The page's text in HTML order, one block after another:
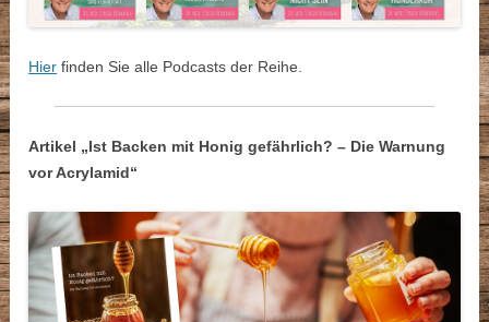
Hier finden Sie alle Podcasts der Reihe.
Artikel „Ist Backen mit Honig gefährlich? – Die Warnung
vor Acrylamid“